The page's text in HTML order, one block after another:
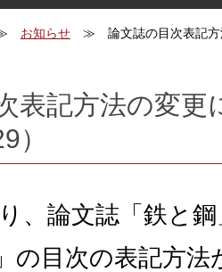
お知らせ 論文誌の目次表記
表記方法の変更
）
、論文誌「鉄と
の目次の表記方